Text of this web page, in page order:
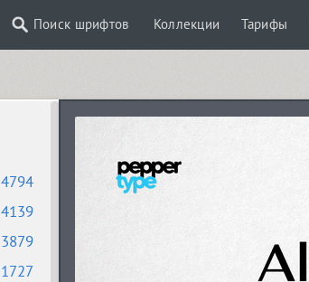
Поиск шрифтов Коллекции Тарифы
4794
4139
3879
1727